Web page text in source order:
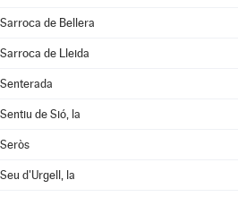
Sarroca de Bellera
Sarroca de Lleida
Senterada
Sentiu de Sió, la
Seròs
Seu d'Urgell, la